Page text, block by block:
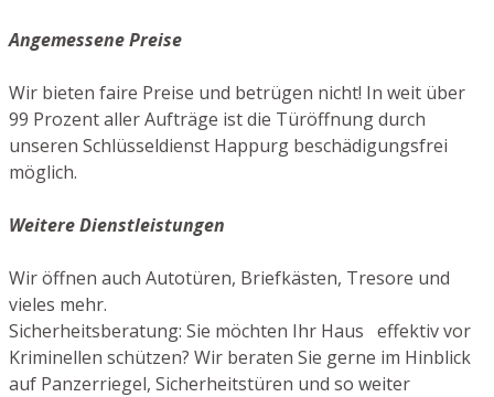
Angemessene Preise
Wir bieten faire Preise und betrügen nicht! In weit über
99 Prozent aller Aufträge ist die Türöffnung durch
unseren Schlüsseldienst Happurg beschädigungsfrei
möglich.
Weitere Dienstleistungen
Wir öffnen auch Autotüren, Briefkästen, Tresore und
vieles mehr.
Sicherheitsberatung: Sie möchten Ihr Haus effektiv vor
Kriminellen schützen? Wir beraten Sie gerne im Hinblick
auf Panzerriegel, Sicherheitstüren und so weiter